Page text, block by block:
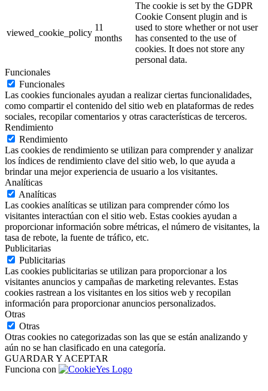
viewed_cookie_policy
11
months
The cookie is set by the GDPR
Cookie Consent plugin and is
used to store whether or not user
has consented to the use of
cookies. It does not store any
personal data.
Funcionales
Funcionales
Las cookies funcionales ayudan a realizar ciertas funcionalidades,
como compartir el contenido del sitio web en plataformas de redes
sociales, recopilar comentarios y otras características de terceros.
Rendimiento
Rendimiento
Las cookies de rendimiento se utilizan para comprender y analizar
los índices de rendimiento clave del sitio web, lo que ayuda a
brindar una mejor experiencia de usuario a los visitantes.
Analíticas
Analíticas
Las cookies analíticas se utilizan para comprender cómo los
visitantes interactúan con el sitio web. Estas cookies ayudan a
proporcionar información sobre métricas, el número de visitantes, la
tasa de rebote, la fuente de tráfico, etc.
Publicitarias
Publicitarias
Las cookies publicitarias se utilizan para proporcionar a los
visitantes anuncios y campañas de marketing relevantes. Estas
cookies rastrean a los visitantes en los sitios web y recopilan
información para proporcionar anuncios personalizados.
Otras
Otras
Otras cookies no categorizadas son las que se están analizando y
aún no se han clasificado en una categoría.
GUARDAR Y ACEPTAR
Funciona con